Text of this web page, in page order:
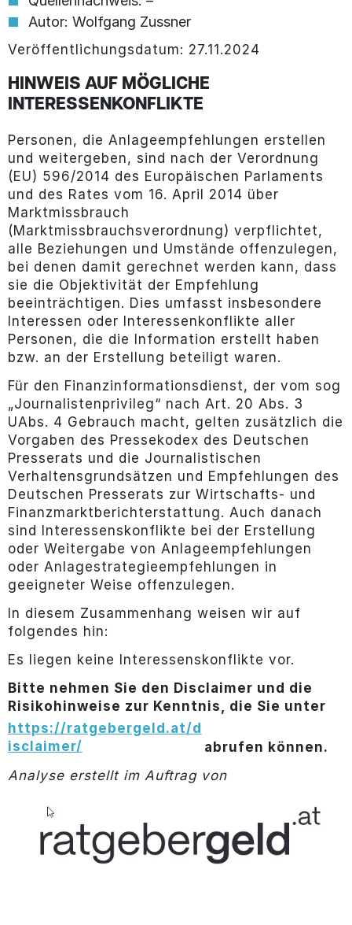
Autor: Wolfgang Zussner
Veröffentlichungsdatum: 27.11.2024
HINWEIS AUF MÖGLICHE
INTERESSENKONFLIKTE
Personen, die Anlageempfehlungen erstellen
und weitergeben, sind nach der Verordnung
(EU) 596/2014 des Europäischen Parlaments
und des Rates vom 16. April 2014 über
Marktmissbrauch
(Marktmissbrauchsverordnung) verpflichtet,
alle Beziehungen und Umstände offenzulegen,
bei denen damit gerechnet werden kann, dass
sie die Objektivität der Empfehlung
beeinträchtigen. Dies umfasst insbesondere
Interessen oder Interessenkonflikte aller
Personen, die die Information erstellt haben
bzw. an der Erstellung beteiligt waren.
Für den Finanzinformationsdienst, der vom sog
„Journalistenprivileg“ nach Art. 20 Abs. 3
UAbs. 4 Gebrauch macht, gelten zusätzlich die
Vorgaben des Pressekodex des Deutschen
Presserats und die Journalistischen
Verhaltensgrundsätzen und Empfehlungen des
Deutschen Presserats zur Wirtschafts- und
Finanzmarktberichterstattung. Auch danach
sind Interessenskonflikte bei der Erstellung
oder Weitergabe von Anlageempfehlungen
oder Anlagestrategieempfehlungen in
geeigneter Weise offenzulegen.
In diesem Zusammenhang weisen wir auf
folgendes hin:
Es liegen keine Interessenskonflikte vor.
Bitte nehmen Sie den Disclaimer und die
Risikohinweise zur Kenntnis, die Sie unter
https://ratgebergeld.at/d
isclaimer/
abrufen können.
Analyse erstellt im Auftrag von